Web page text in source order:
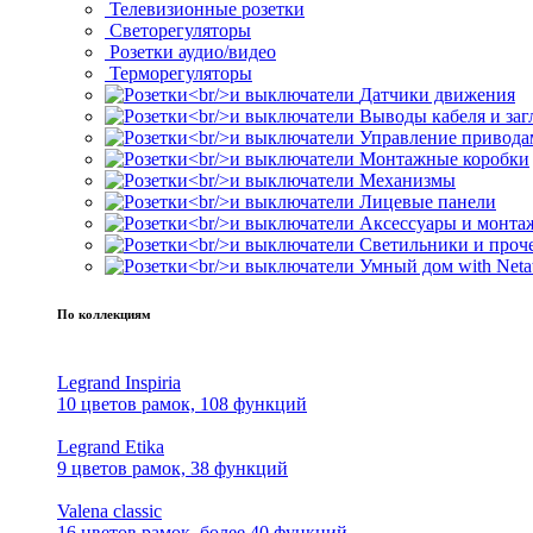
Телевизионные розетки
Светорегуляторы
Розетки аудио/видео
Терморегуляторы
Датчики движения
Выводы кабеля и
Управление
Монтажные коробки
Механизмы
Лицевые панели
Аксессуары и
Светильники и
Умный дом with
По коллекциям
Legrand Inspiria
10 цветов рамок, 108 функций
Legrand Etika
9 цветов рамок, 38 функций
Valena classic